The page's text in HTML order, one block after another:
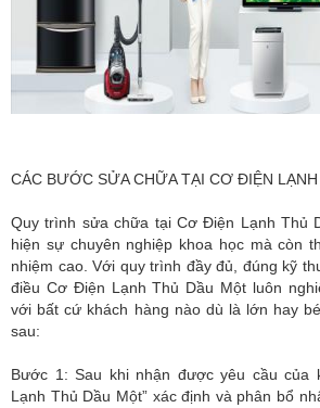
CÁC BƯỚC SỬA CHỮA TẠI CƠ ĐIỆN
Quy trình sửa chữa tại Cơ Điện Lạnh Thủ
hiện sự chuyên nghiệp khoa học mà còn
nhiệm cao. Với quy trình đầy đủ, đúng kỹ
điều Cơ Điện Lạnh Thủ Dầu Một luôn
với bất cứ khách hàng nào dù là lớn hay
sau:
Bước 1: Sau khi nhận được yêu cầu của
Lạnh Thủ Dầu Một” xác định và phân bổ